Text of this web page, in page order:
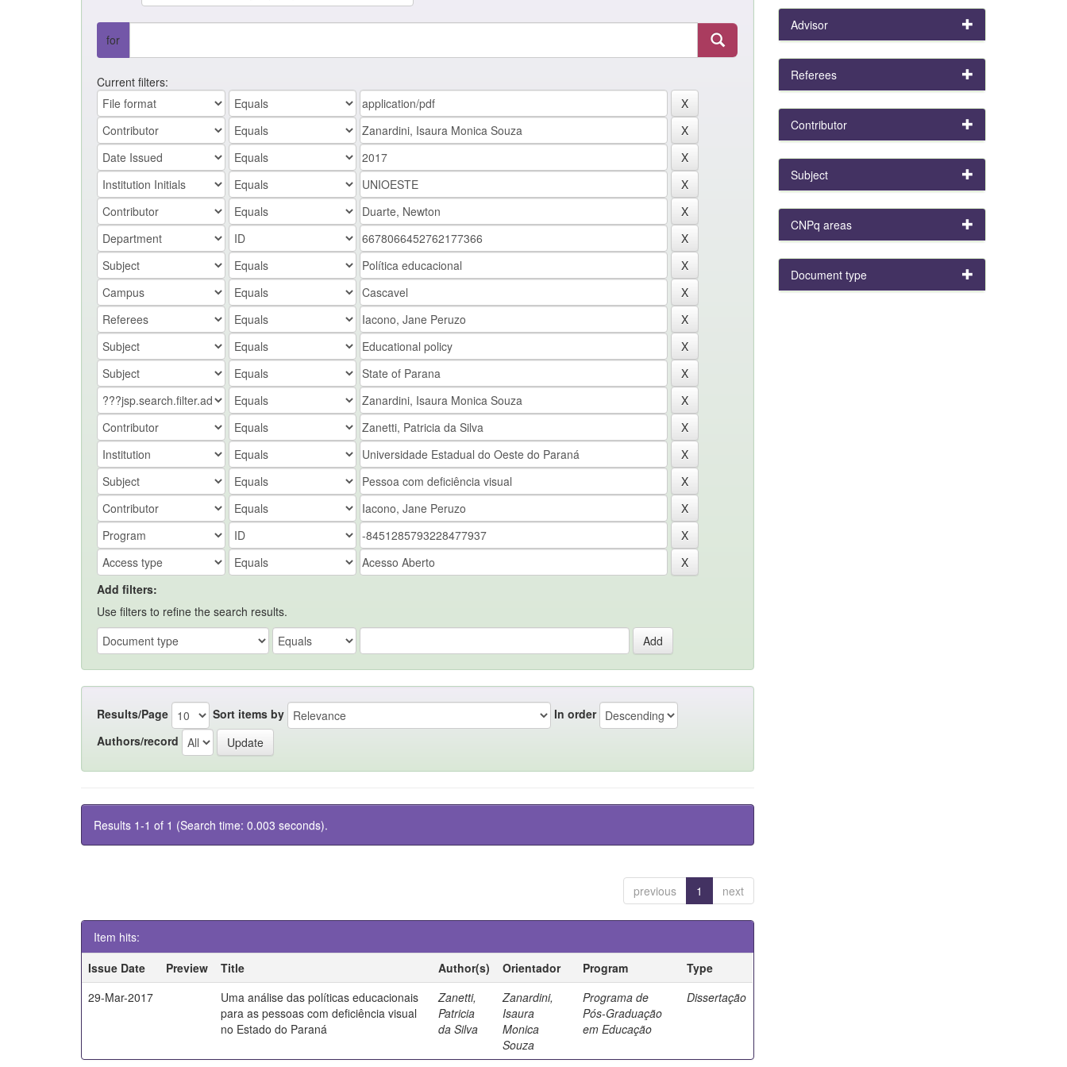
for
Current filters:
Add filters:
Use filters to refine the search results.
Results/Page Sort items by
In order
Authors/record
Results 1-1 of 1 (Search time: 0.003 seconds).
previous 1 next
Item hits:
Issue Date
Preview Title Author(s) Orientador Program
Type
29-Mar-2017
Uma análise das políticas educacionais
para as pessoas com deficiência visual
no Estado do Paraná
Zanetti,
Patricia
da Silva
Zanardini,
Isaura
Monica
Souza
Programa de
Pós-Graduação
em Educação
Dissertação
Advisor
Referees
Contributor
Subject
CNPq areas
Document type